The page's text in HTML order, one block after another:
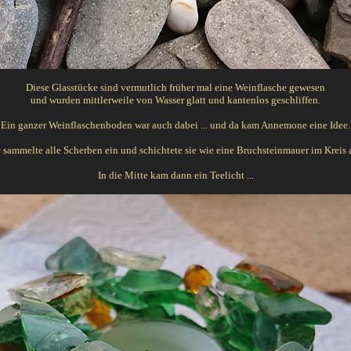
Diese Glasstücke sind vermutlich früher mal eine Weinflasche gewesen
und wurden mittlerweile von Wasser glatt und kantenlos geschliffen.
Ein ganzer Weinflaschenboden war auch dabei ... und da kam Annemone eine Idee.
sammelte alle Scherben ein und schichtete sie wie eine Bruchsteinmauer im Kreis
In die Mitte kam dann ein Teelicht ...